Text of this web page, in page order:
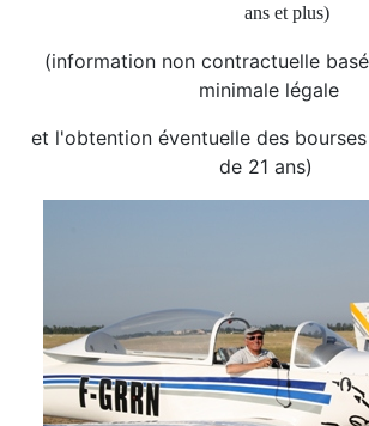
ans et plus)
(information non contractuelle
minimale légale
et l'obtention éventuelle des
de 21 ans)